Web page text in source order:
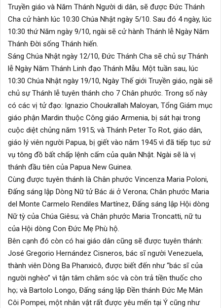
Truyền giáo và Năm Thánh Người di dân, sẽ được Đức Thánh
Cha cử hành lúc 10:30 Chúa Nhật ngày 5/10. Sau đó 4 ngày, lúc
10:30 thứ Năm ngày 9/10, ngài sẽ cử hành Thánh lễ Ngày Năm
Thánh Đời sống Thánh hiến.
Sáng Chúa Nhật ngày 12/10, Đức Thánh Cha sẽ chủ sự Thánh
lễ Ngày Năm Thánh Linh đạo Thánh Mẫu. Một tuần sau, lúc
10:30 Chúa Nhật ngày 19/10, Ngày Thế giới Truyền giáo, ngài sẽ
chủ sự Thánh lễ tuyên thánh cho 7 Chân phước. Trong số này
có các vị tử đạo: Ignazio Choukrallah Maloyan, Tổng Giám mục
giáo phận Mardin thuộc Công giáo Armenia, bị sát hại trong
cuộc diệt chủng năm 1915; và Thánh Peter To Rot, giáo dân,
giáo lý viên người Papua, bị giết vào năm 1945 vì đã tiếp tục sứ
vụ tông đồ bất chấp lệnh cấm của quân Nhật. Ngài sẽ là vị
thánh đầu tiên của Papua New Guinea.
Cùng được tuyên thánh là Chân phước Vincenza Maria Poloni,
Đấng sáng lập Dòng Nữ tử Bác ái ở Verona; Chân phước Maria
del Monte Carmelo Rendiles Martínez, Đấng sáng lập Hội dòng
Nữ tỳ của Chúa Giêsu; và Chân phước Maria Troncatti, nữ tu
của Hội dòng Con Đức Mẹ Phù hộ.
Bên cạnh đó còn có hai giáo dân cũng sẽ được tuyên thánh:
José Gregorio Hernández Cisneros, bác sĩ người Venezuela,
thành viên Dòng Ba Phanxicô, được biết đến như “bác sĩ của
người nghèo” vì tận tâm chăm sóc và còn trả tiền thuốc cho
họ; và Bartolo Longo, Đấng sáng lập Đền thánh Đức Mẹ Mân
Côi Pompei, một nhân vật rất được yêu mến tại Ý cũng như